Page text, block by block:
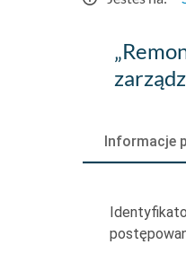
Informacje